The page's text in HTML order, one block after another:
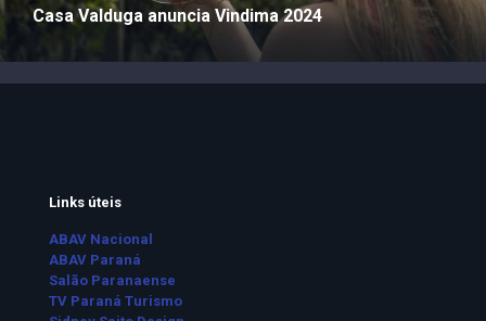
Casa Valduga anuncia Vindima 2024
Links úteis
ABAV Nacional
ABAV Paraná
Salão Paranaense
TV Paraná Turismo